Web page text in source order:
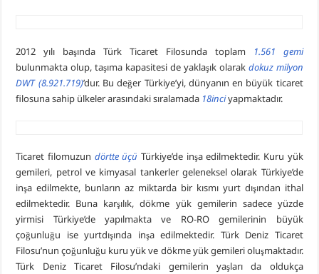
2012 yılı başında Türk Ticaret Filosunda toplam
1.561 gemi
bulunmakta olup, taşıma kapasitesi de yaklaşık olarak dokuz milyon
DWT (8.921.719)’dur. Bu değer Türkiye’yi, dünyanın en büyük ticaret
filosuna sahip ülkeler arasındaki sıralamada 18inciyapmaktadır.
Ticaret filomuzun dörtte üçü Türkiye’de inşa edilmektedir. Kuru yük
gemileri, petrol ve kimyasal tankerler geleneksel olarak Türkiye’de
inşa edilmekte, bunların az miktarda bir kısmı yurt dışından ithal
edilmektedir. Buna karşılık, dökme yük gemilerin sadece yüzde
yirmisi Türkiye’de yapılmakta ve RO-RO gemilerinin büyük
çoğunluğu ise yurtdışında inşa edilmektedir. Türk Deniz Ticaret
Filosu’nun çoğunluğu kuru yük ve dökme yük gemileri oluşmaktadır.
Türk Deniz Ticaret Filosu’ndaki gemilerin yaşları da oldukça